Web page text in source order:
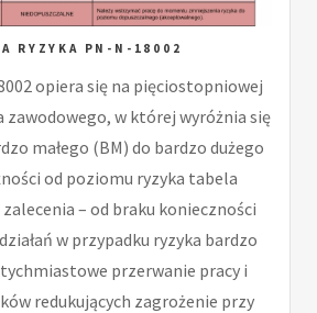
RYZYKA PN-N-18002
opiera się na pięciostopniowej
zawodowego, w której wyróżnia się
małego (BM) do bardzo dużego
od poziomu ryzyka tabela
– od braku konieczności
w przypadku ryzyka bardzo
przerwanie pracy i
redukujących zagrożenie przy